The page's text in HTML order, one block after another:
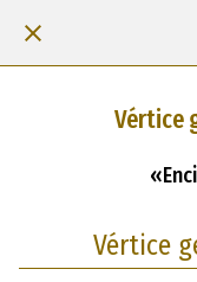
Vértice
Vértice